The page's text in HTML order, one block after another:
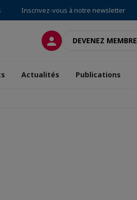
Inscrivez-vous à notre newsletter
CONNEXIONDEVENEZ MEMBRE
Actualités Publications